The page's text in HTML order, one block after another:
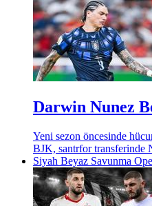
Darwin Nunez
Yeni sezon öncesinde
BJK, santrfor transferinde
Siyah Beyaz Savunma